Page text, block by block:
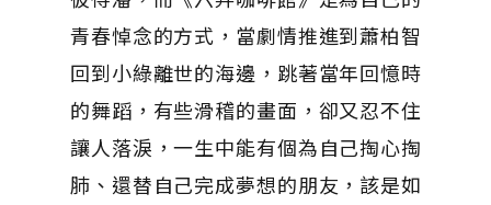
青春悼念的方式，當劇情推進到蕭柏智
回到小綠離世的海邊，跳著當年回憶時
的舞蹈，有些滑稽的畫面，卻又忍不住
讓人落淚，一生中能有個為自己掏心掏
肺、還替自己完成夢想的朋友，該是如